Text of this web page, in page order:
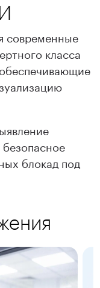
современные
класса
блокад под